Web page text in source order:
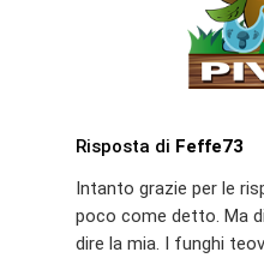
Risposta di Feffe73
Intanto grazie per le
poco come detto. Ma
dire la mia. I funghi